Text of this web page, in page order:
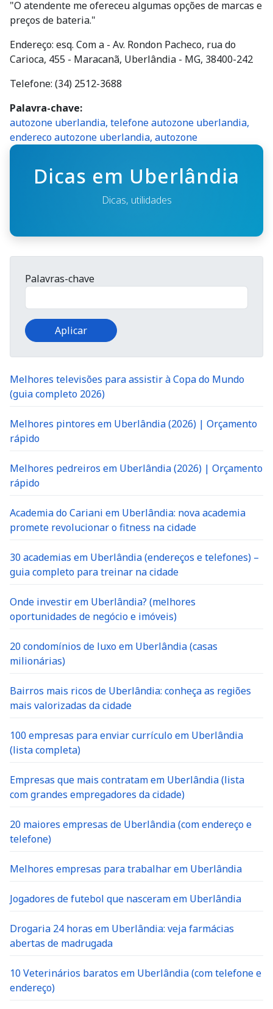
"O atendente me ofereceu algumas opções de marcas e
preços de bateria."
Endereço: esq. Com a - Av. Rondon Pacheco, rua do
Carioca, 455 - Maracanã, Uberlândia - MG, 38400-242
Telefone: (34) 2512-3688
Palavra-chave
autozone uberlandia, telefone autozone uberlandia,
endereco autozone uberlandia, autozone
Dicas em Uberlândia
Dicas, utilidades
Palavras-chave
Melhores televisões para assistir à Copa do Mundo
(guia completo 2026)
Melhores pintores em Uberlândia (2026) | Orçamento
rápido
Melhores pedreiros em Uberlândia (2026) | Orçamento
rápido
Academia do Cariani em Uberlândia: nova academia
promete revolucionar o fitness na cidade
30 academias em Uberlândia (endereços e telefones) –
guia completo para treinar na cidade
Onde investir em Uberlândia? (melhores
oportunidades de negócio e imóveis)
20 condomínios de luxo em Uberlândia (casas
milionárias)
Bairros mais ricos de Uberlândia: conheça as regiões
mais valorizadas da cidade
100 empresas para enviar currículo em Uberlândia
(lista completa)
Empresas que mais contratam em Uberlândia (lista
com grandes empregadores da cidade)
20 maiores empresas de Uberlândia (com endereço e
telefone)
Melhores empresas para trabalhar em Uberlândia
Jogadores de futebol que nasceram em Uberlândia
Drogaria 24 horas em Uberlândia: veja farmácias
abertas de madrugada
10 Veterinários baratos em Uberlândia (com telefone e
endereço)